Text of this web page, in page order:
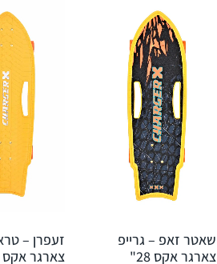
שאטר זאפ – גרייפ
צארגר אקס 28"
זעפרן –
צארגר אקס